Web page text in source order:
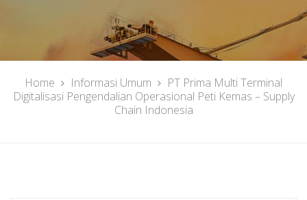
Home Informasi Umum
PT Prima Multi Terminal
Digitalisasi Pengendalian Operasional Peti Kemas – Supply
Chain Indonesia